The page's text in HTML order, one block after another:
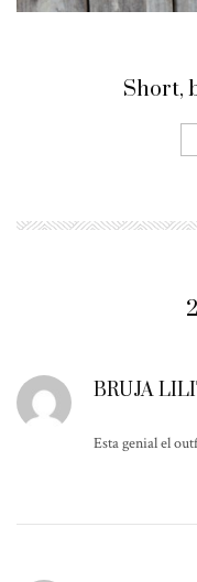
Short,
BRUJA
Esta genial el